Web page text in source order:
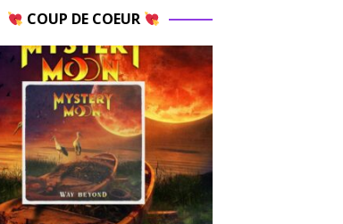
COUP DE COEUR